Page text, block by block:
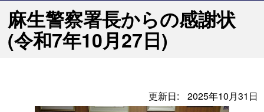
麻生警察署長からの感謝状
(令和7年10月27日)
更新日: 2025年10月31日